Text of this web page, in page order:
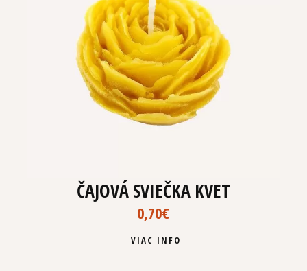
ČAJOVÁ SVIEČKA KVET
0,70€
VIAC INFO